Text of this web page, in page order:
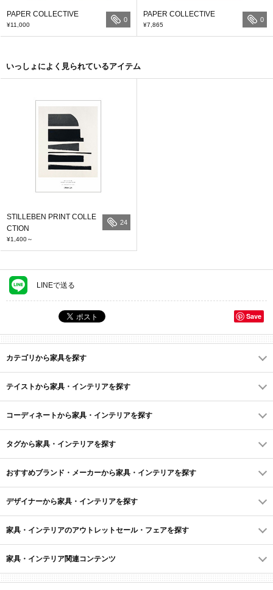
PAPER COLLECTIVE
¥11,000
0
PAPER COLLECTIVE
¥7,865
0
いっしょによく見られているアイテム
STILLEBEN PRINT COLLE
CTION
¥1,400～
24
LINEで送る
Save
カテゴリから家具を探す
テイストから家具・インテリアを探す
コーディネートから家具・インテリアを探す
タグから家具・インテリアを探す
おすすめブランド・メーカーから家具・インテリアを探す
デザイナーから家具・インテリアを探す
家具・インテリアのアウトレットセール・フェアを探す
家具・インテリア関連コンテンツ